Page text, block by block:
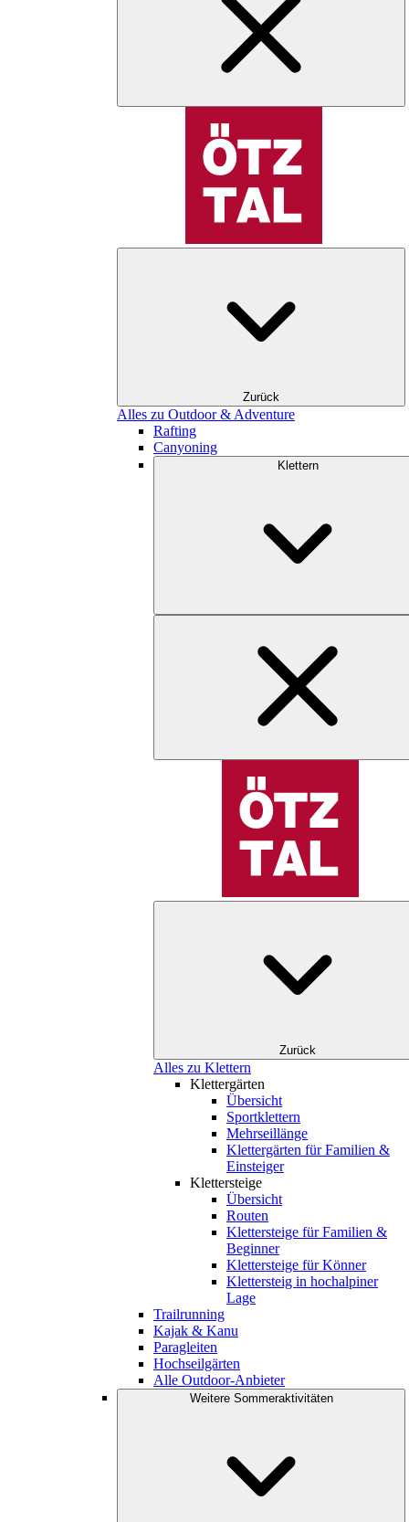
Zurück
Alles zu Outdoor & Adventure
Rafting
Canyoning
Klettern
Zurück
Alles zu Klettern
Klettergärten
Übersicht
Sportklettern
Mehrseillänge
Klettergärten für Familien &
Einsteiger
Klettersteige
Übersicht
Routen
Klettersteige für Familien &
Beginner
Klettersteige für Könner
Klettersteig in hochalpiner
Lage
Trailrunning
Kajak & Kanu
Paragleiten
Hochseilgärten
Alle Outdoor-Anbieter
Weitere Sommeraktivitäten